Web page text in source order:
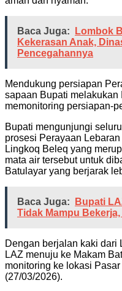
Baca Juga:
Lombok
Kekerasan Anak,
Pencegahannya
Mendukung persiapan
sapaan Bupati
memonitoring persiapan-
Bupati mengunjungi
prosesi Perayaan
Lingkoq Beleq yang
mata air tersebut untuk
Batulayar yang berjarak
Baca Juga:
Bupati
Tidak Mampu
Dengan berjalan kaki dari
LAZ menuju ke Makam
monitoring ke lokasi
(27/03/2026).